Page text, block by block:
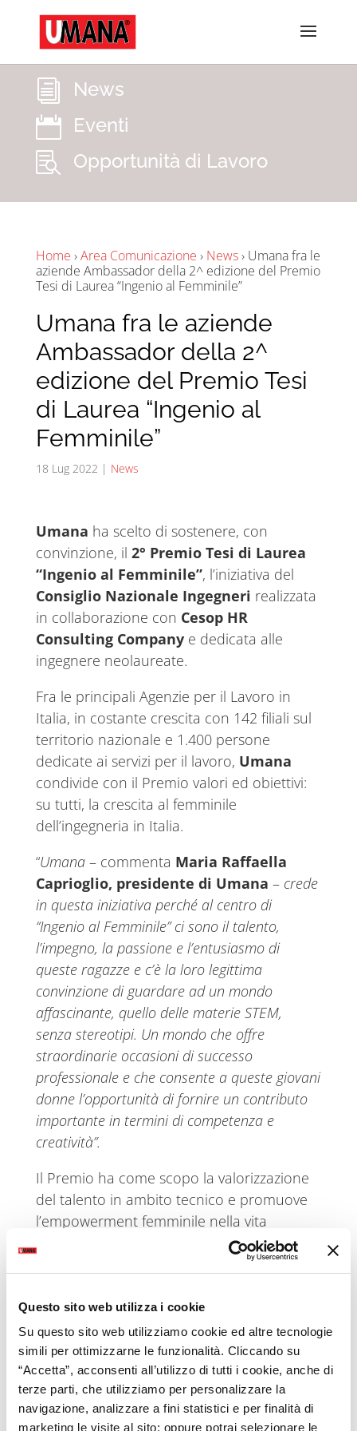
Questo sito web utilizza i cookie
Su questo sito web utilizziamo cookie ed altre tecnologie
simili per ottimizzarne le funzionalità. Cliccando su
“Accetta”, acconsenti all’utilizzo di tutti i cookie, anche di
terze parti, che utilizziamo per personalizzare la
navigazione, analizzare a fini statistici e per finalità di
marketing le visite al sito; oppure potrai selezionare le
i News
 Eventi
 Opportunità di Lavoro
Home ›Area Comunicazione › News› Umana fra le
aziende Ambassador della 2^ edizione del Premio
Tesi di Laurea “Ingenio al Femminile”
Umana fra le aziende
Ambassador della 2^
edizione del Premio Tesi
di Laurea “Ingenio al
Femminile”
18 Lug 2022 | News
Umana ha scelto di sostenere, con
convinzione, il 2° Premio Tesi di Laurea
“Ingenio al Femminile”, l’iniziativa del
Consiglio Nazionale Ingegneri realizzata
in collaborazione con Cesop HR
Consulting Companye dedicata alle
ingegnere neolaureate.
Fra le principali Agenzie per il Lavoro in
Italia, in costante crescita con 142 filiali sul
territorio nazionale e 1.400 persone
dedicate ai servizi per il lavoro, Umana
condivide con il Premio valori ed obiettivi:
su tutti, la crescita al femminile
dell’ingegneria in Italia.
“Umana – commenta Maria Raffaella
Caprioglio, presidente di Umana –crede
in questa iniziativa perché al centro di
“Ingenio al Femminile” ci sono il talento,
l’impegno, la passione e l’entusiasmo di
queste ragazze e c’è la loro legittima
convinzione di guardare ad un mondo
affascinante, quello delle materie STEM,
senza stereotipi. Un mondo che offre
straordinarie occasioni di successo
professionale e che consente a queste giovani
donne l’opportunità di fornire un contributo
importante in termini di competenza e
creatività”.
Il Premio ha come scopo la valorizzazione
del talento in ambito tecnico e promuove
l’empowerment femminile nella vita
dell’azienda.
Intende premiare le migliori tesi di laurea in
ingegneria, tra tutti i corsi di laurea previsti
eccellenza, sostenibilità e innovazione e si
colloca all’interno delle attività di diffusione
dell’Obiettivo 5 “Parità di genere”
dell’Agenda ONU 2030.